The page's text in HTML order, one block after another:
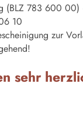
(BLZ 783 600
10
zur
sehr